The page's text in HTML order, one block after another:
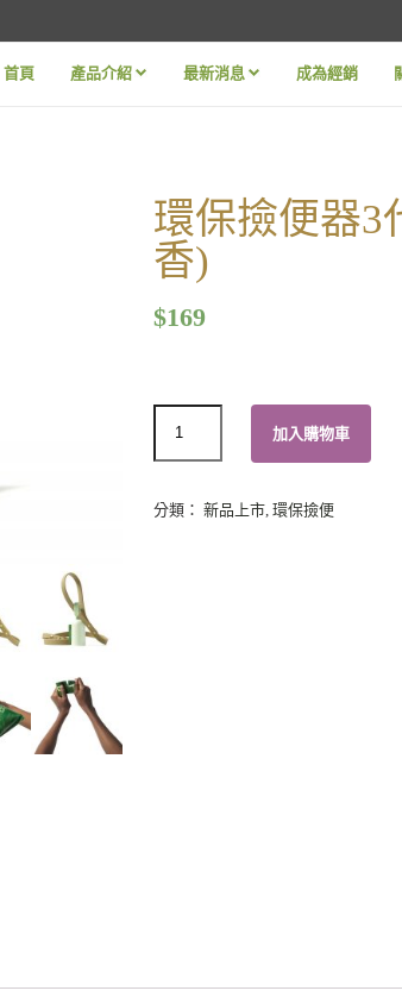
首頁 產品介紹 最新消息 成為經銷
環保撿便器3
香)
$169
加入購物車
分類： 新品上市, 環保撿便